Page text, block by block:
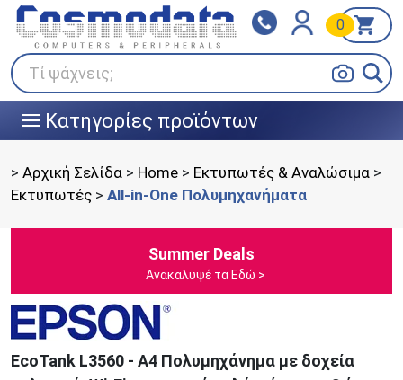
Τί ψάχνεις;
0
||| Κατηγορίες προϊόντων
Klarna
Πληρώστε σε 3
άτοκες δόσεις
BOX NOW
> Αρχική Σελίδα > Home > Εκτυπωτές & Αναλώσιμα >
Εκτυπωτές > All-in-One Πολυμηχανήματα
Summer Deals
Ανακαλυψέ τα Εδώ >
EcoTank L3560 - A4 Πολυμηχάνημα με δοχεία